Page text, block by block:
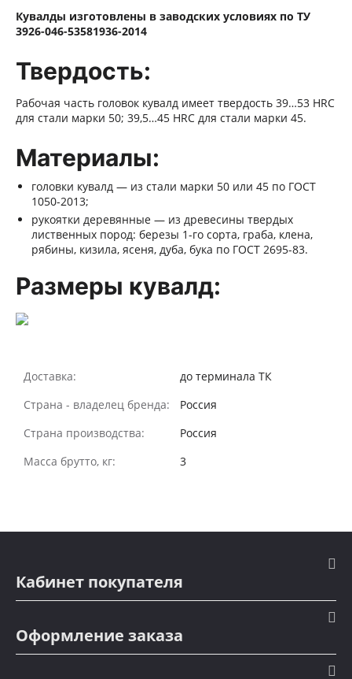
Кувалды изготовлены в заводских условиях по ТУ
3926-046-53581936-2014
Твердость:
Рабочая часть головок кувалд имеет твердость 39…53 HRC
для стали марки 50; 39,5…45 HRC для стали марки 45.
Материалы:
головки кувалд — из стали марки 50 или 45 по ГОСТ
1050-2013;
рукоятки деревянные — из древесины твердых
лиственных пород: березы 1-го сорта, граба, клена,
рябины, кизила, ясеня, дуба, бука по ГОСТ 2695-83.
Размеры кувалд:
Доставка:
до терминала ТК
Страна - владелец бренда:
Россия
Страна производства:
Россия
Масса брутто, кг:
3
Кабинет покупателя
Оформление заказа